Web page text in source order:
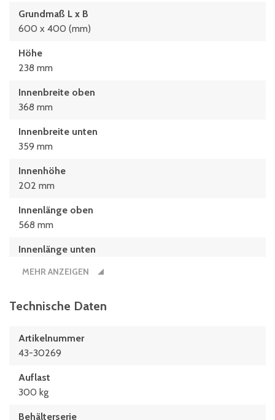
Grundmaß L x B
600 x 400 (mm)
Höhe
238 mm
Innenbreite oben
368 mm
Innenbreite unten
359 mm
Innenhöhe
202 mm
Innenlänge oben
568 mm
Innenlänge unten
559 x 359 x 202 (mm)
600 mm
600 x 400 (mm)
MEHR ANZEIGEN
Technische Daten
Artikelnummer
43-30269
Auflast
300 kg
Behälterserie